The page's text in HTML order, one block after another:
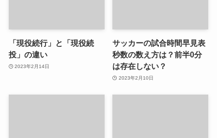
「現役続行」と「現役続
投」の違い
2023年2月14日
サッカーの試合時間早見表
秒数の数え方は？前半0分
は存在しない？
2023年2月10日